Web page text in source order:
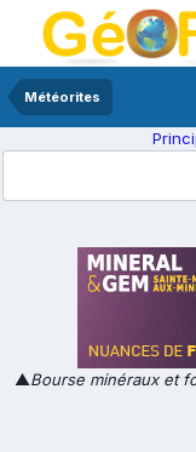
Météorites
▲Bourse minéraux et